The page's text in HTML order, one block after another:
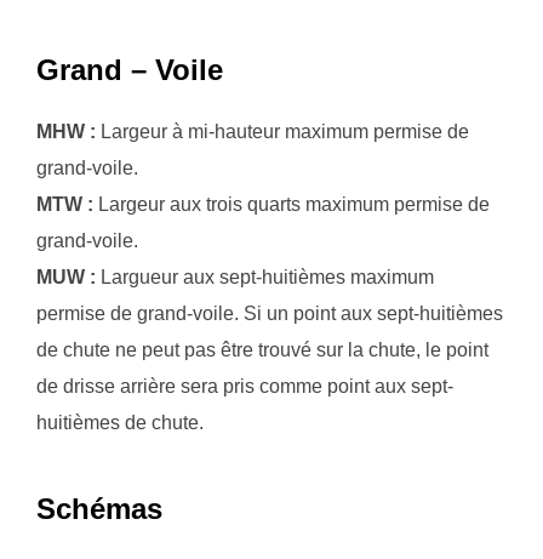
Grand – Voile
MHW : Largeur à mi-hauteur maximum permise de
grand-voile.
MTW : Largeur aux trois quarts maximum permise de
grand-voile.
MUW : Largueur aux sept-huitièmes maximum
permise de grand-voile. Si un point aux sept-huitièmes
de chute ne peut pas être trouvé sur la chute, le point
de drisse arrière sera pris comme point aux sept-
huitièmes de chute.
Schémas